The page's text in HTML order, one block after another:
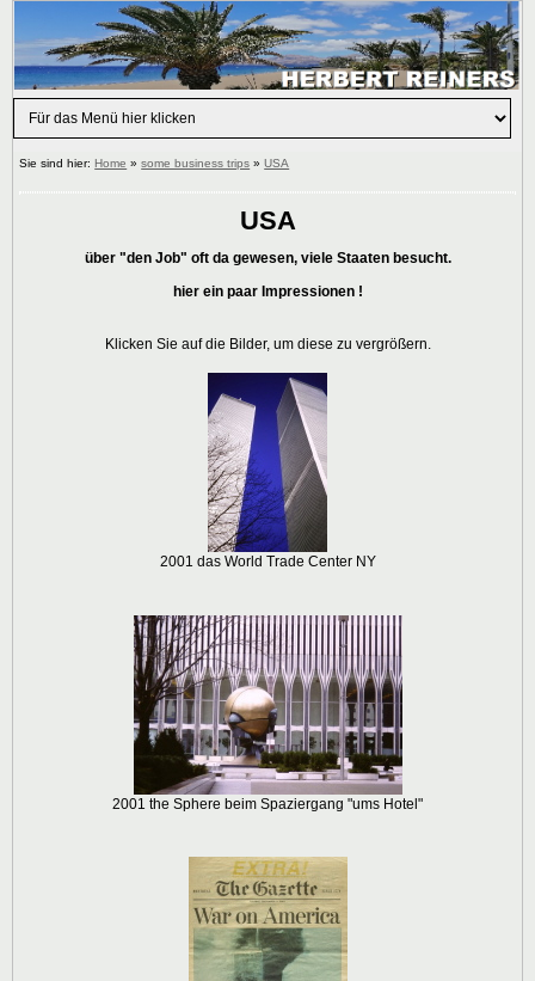
Sie sind hier:Home »some business trips »USA
USA
über "den Job" oft da gewesen, viele Staaten besucht.
hier ein paar Impressionen !
Klicken Sie auf die Bilder, um diese zu vergrößern.
2001 das World Trade Center NY
2001 the Sphere beim Spaziergang "ums Hotel"